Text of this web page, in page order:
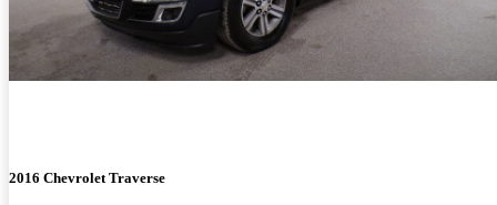
2016 Chevrolet Traverse